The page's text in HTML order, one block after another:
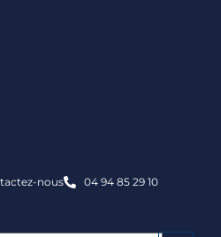
nous 04 94 85 29 10